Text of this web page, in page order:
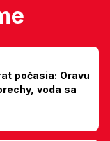
počasia: Oravu
voda sa